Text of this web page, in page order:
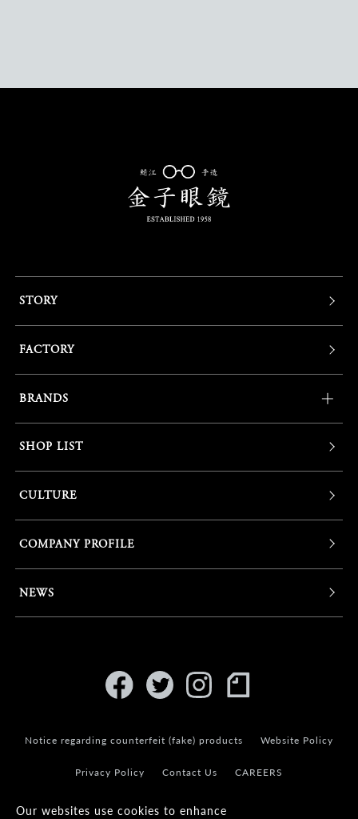
Our websites use cookies to enhance
STORY
FACTORY
BRANDS
SHOP LIST
CULTURE
COMPANY PROFILE
NEWS
Notice regarding counterfeit (fake) products Website Policy
Privacy Policy Contact Us CAREERS